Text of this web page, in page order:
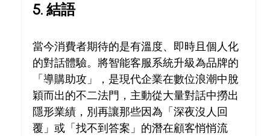
5. 結語
當今消費者期待的是有溫度、即時且個人化
的對話體驗。將智能客服系統升級為品牌的
「導購助攻」，是現代企業在數位浪潮中脫
穎而出的不二法門，主動從大量對話中撈出
隱形業績，別再讓那些因為「深夜沒人回
覆」或「找不到答案」的潛在顧客悄悄流